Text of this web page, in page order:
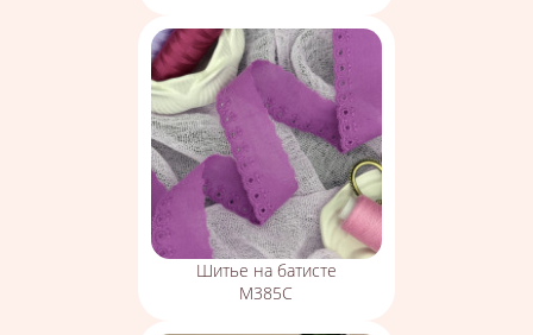
Шитье на батисте
М385С